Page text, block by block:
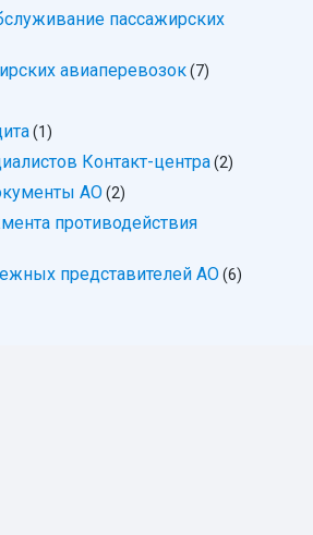
пассажирских
авиаперевозок(7)
(1)
Контакт-центра(2)
АО(2)
противодействия
представителей АО(6)